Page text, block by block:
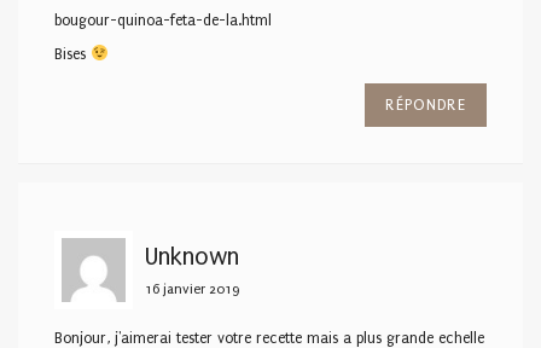
bougour-quinoa-feta-de-la.html
Bises
RÉPONDRE
Unknown
16 janvier 2019
Bonjour, j'aimerai tester votre recette mais a plus grande echelle